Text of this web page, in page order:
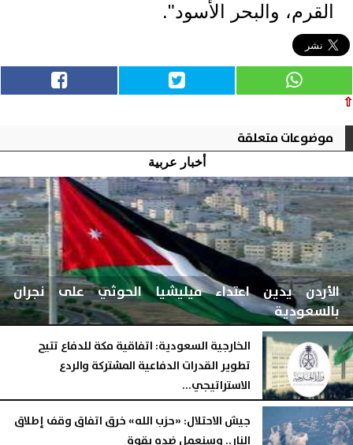
القرم، والبحر الأسود".
⇧
موضوعات متعلقة
أخبار عربية
الأردن يدين اعتداء ميليشيا الحوثي على نجران
بالسعودية
اليومالجمعة، 7 أغسطس 2026 05:46 مـ
الخارجية السعودية: اتفاقية مكة للدفاع تتيح
تطوير القدرات الدفاعية المشتركة والردع
الاستراتيجي...
اليومالجمعة، 7 أغسطس 2026
جيش الاحتلال: «حزب الله» خرق اتفاق وقف إطلاق
النار.. وسنعمل ضده بقوة